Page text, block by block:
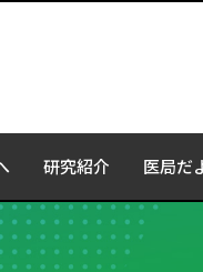
研究紹介 医局だ